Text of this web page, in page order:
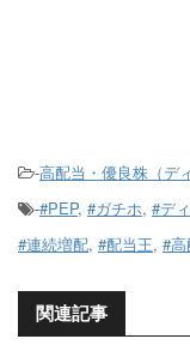
-高配当・優良株（デ
-#PEP, #ガチホ, #デ
#連続増配, #配当王, #
関連記事